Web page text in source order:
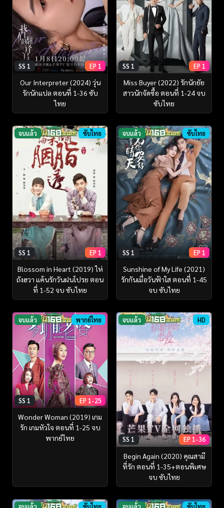
SS 1 EP 1
Our Interpreter (2024) วุ่น
รักนักแปล ตอนที่ 1-36 ซับ
ไทย
SS 1 EP 1
Miss Buyer (2022) รักนักยัย
สาวนักจัดซื้อ ตอนที่ 1-24 จบ
ซับไทย
จบแล้ว ซับไทย
SS 1 EP 1
Blossom in Heart (2019) ไห่
ถังฮวา แค้นรักวันฝนโปรย ตอน
ที่ 1-52 จบ ซับไทย
จบแล้ว ซับไทย
SS 1 EP 1
Sunshine of My Life (2021)
รักกันเมื่อวันฟ้าใส ตอนที่ 1-45
จบ ซับไทย
จบแล้ว พากย์ไทย
SS 1 EP 1-25
Wonder Woman (2019) เกม
รัก เกมหัวใจ ตอนที่ 1-25 จบ
พากย์ไทย
จบแล้ว HD
SS 1 EP 1-36
Begin Again (2020) คุณสามี
ที่รัก ตอนที่ 1-35+ตอนพิเศษ
จบ ซับไทย
จบแล้ว ซับไทย จบแล้ว ซับไทย